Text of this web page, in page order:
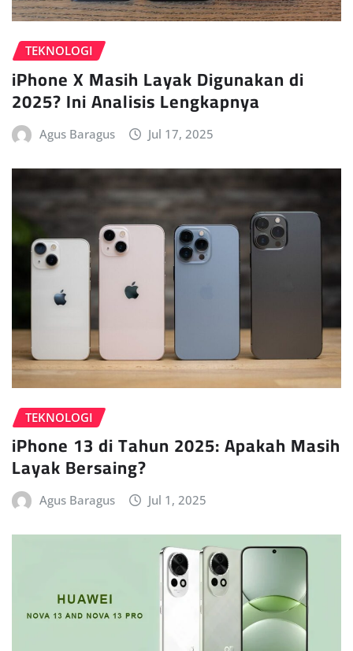
TEKNOLOGI
iPhone X Masih Layak Digunakan di
2025? Ini Analisis Lengkapnya
Agus Baragus Jul 17, 2025
TEKNOLOGI
iPhone 13 di Tahun 2025: Apakah Masih
Layak Bersaing?
Agus Baragus Jul 1, 2025